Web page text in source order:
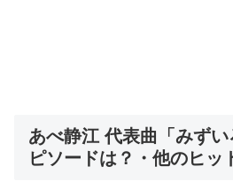
あべ静江 代表曲「みず
ピソードは？・他のヒッ